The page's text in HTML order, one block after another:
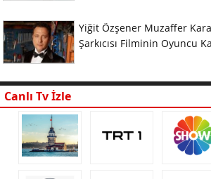
Yiğit Özşener Muzaffer
Şarkıcısı Filminin Oyuncu
Canlı Tv İzle